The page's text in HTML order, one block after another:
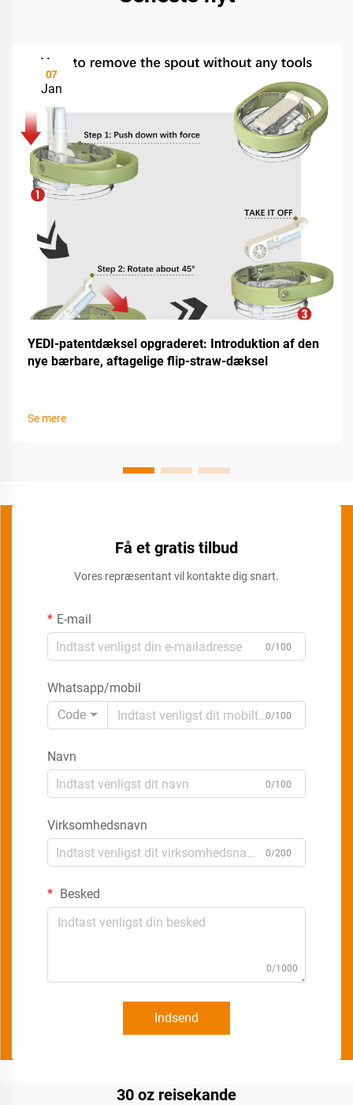
07
Jan
YEDI-patentdæksel opgraderet: Introduktion af den
nye bærbare, aftagelige flip-straw-dæksel
Se mere
Få et gratis tilbud
Vores repræsentant vil kontakte dig snart.
E-mail
0/100
Whatsapp/mobil
Code
0/100
Navn
0/100
Virksomhedsnavn
0/200
Besked
0/1000
Indsend
30 oz reisekande